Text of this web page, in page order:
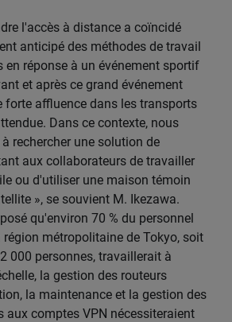
l'accès à distance a coïncidé
anticipé des méthodes de travail
en réponse à un événement sportif
et après ce grand événement
forte affluence dans les transports
Dans ce contexte, nous
rechercher une solution de
aux collaborateurs de travailler
ou d'utiliser une maison témoin
», se souvient M. Ikezawa.
qu'environ 70 % du personnel
métropolitaine de Tokyo, soit
000 personnes, travaillerait à
la gestion des routeurs
la maintenance et la gestion des
aux comptes VPN nécessiteraient